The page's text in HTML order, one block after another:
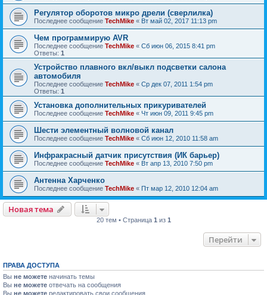
Регулятор оборотов микро дрели (сверлилка)
Последнее сообщение TechMike « Вт май 02, 2017 11:13 pm
Чем программирую AVR
Последнее сообщение TechMike « Сб июн 06, 2015 8:41 pm
Ответы: 1
Устройство плавного вкл/выкл подсветки салона
автомобиля
Последнее сообщение TechMike « Ср дек 07, 2011 1:54 pm
Ответы: 1
Установка дополнительных прикуривателей
Последнее сообщение TechMike « Чт июн 09, 2011 9:45 pm
Шести элементный волновой канал
Последнее сообщение TechMike « Сб июн 12, 2010 11:58 am
Инфракрасный датчик присутствия (ИК барьер)
Последнее сообщение TechMike « Вт апр 13, 2010 7:50 pm
Антенна Харченко
Последнее сообщение TechMike « Пт мар 12, 2010 12:04 am
Новая тема
20 тем • Страница 1 из 1
Перейти
ПРАВА ДОСТУПА
Вы не можете начинать темы
Вы не можете отвечать на сообщения
Вы не можете редактировать свои сообщения